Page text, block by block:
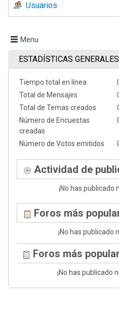
Usuarios
Menu
ESTADÍSTICAS
Tiempo total en línea
Total de Mensajes
Total de Temas creados
Número de Encuestas
creadas
Número de Votos emitidos
Actividad de
¡No has publicado
Foros más
¡No has publicado
Foros más
¡No has publicado